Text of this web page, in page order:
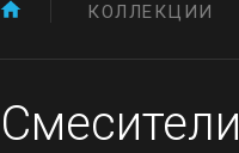
КОЛЛЕКЦИИ
Смесители